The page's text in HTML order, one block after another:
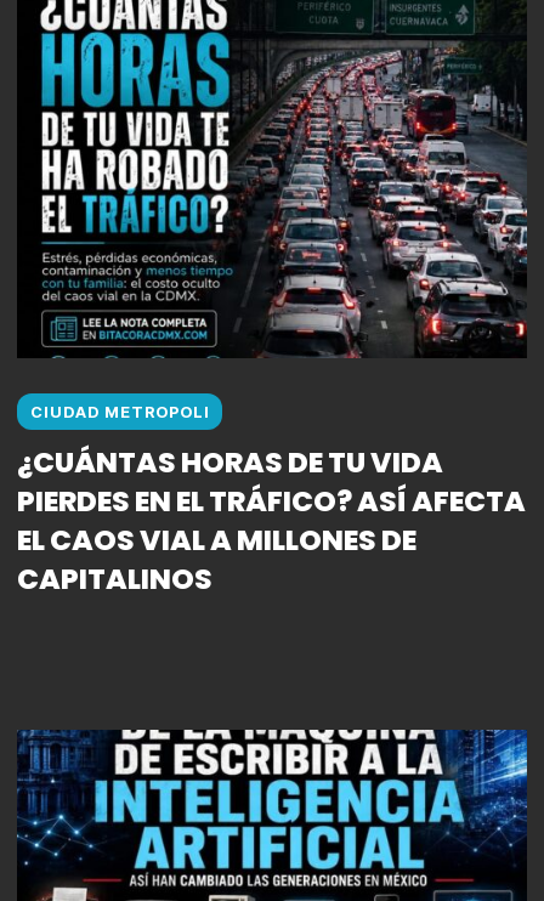
CIUDAD METROPOLI
¿CUÁNTAS HORAS DE TU VIDA
PIERDES EN EL TRÁFICO? ASÍ AFECTA
EL CAOS VIAL A MILLONES DE
CAPITALINOS